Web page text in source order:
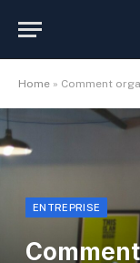
Home » Comment
ENTREPRISE